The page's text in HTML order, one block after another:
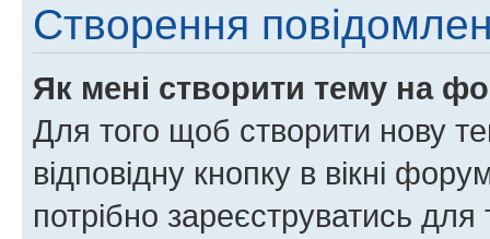
Створення
Як мені створити тему на
Для того щоб створити нову
відповідну кнопку в вікні
потрібно зареєструватись